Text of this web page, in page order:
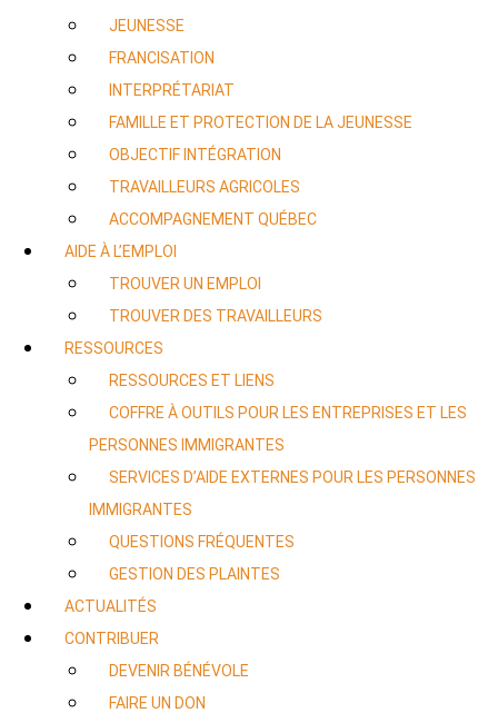
JEUNESSE
FRANCISATION
INTERPRÉTARIAT
FAMILLE ET PROTECTION DE LA JEUNESSE
OBJECTIF INTÉGRATION
TRAVAILLEURS AGRICOLES
ACCOMPAGNEMENT QUÉBEC
AIDE À L’EMPLOI
TROUVER UN EMPLOI
TROUVER DES TRAVAILLEURS
RESSOURCES
RESSOURCES ET LIENS
COFFRE À OUTILS POUR LES ENTREPRISES ET LES
PERSONNES IMMIGRANTES
SERVICES D’AIDE EXTERNES POUR LES PERSONNES
IMMIGRANTES
QUESTIONS FRÉQUENTES
GESTION DES PLAINTES
ACTUALITÉS
CONTRIBUER
DEVENIR BÉNÉVOLE
FAIRE UN DON